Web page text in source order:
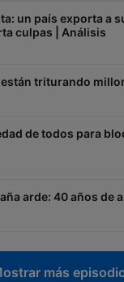
un país exporta a
culpas | Análisis
están triturando
de todos para
arde: 40 años de
más